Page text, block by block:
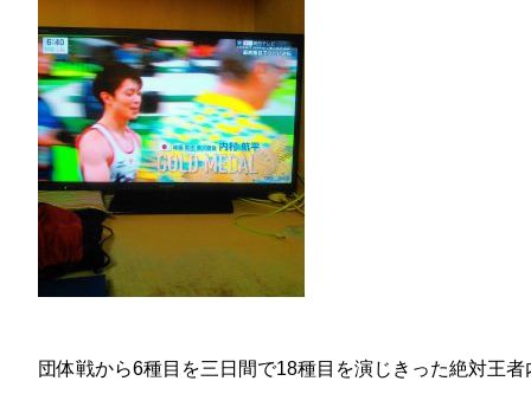
団体戦から6種目を三日間で18種目を演じきった絶対王